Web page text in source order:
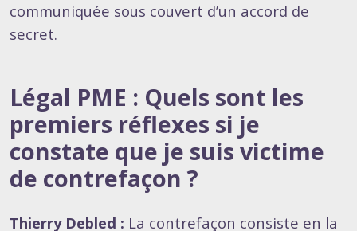
communiquée sous couvert d’un accord de
secret.
Légal PME : Quels sont les
premiers réflexes si je
constate que je suis victime
de contrefaçon ?
Thierry Debled : La contrefaçon consiste en la